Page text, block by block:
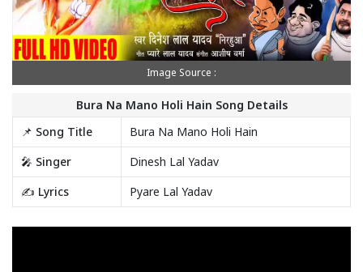
Image Source :
Bura Na Mano Holi Hain Song Details
📌 Song Title
Bura Na Mano Holi Hain
🎤 Singer
Dinesh Lal Yadav
✍️ Lyrics
Pyare Lal Yadav